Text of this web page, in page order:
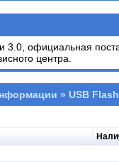
3.0, официальная
центра.
» USB Flash